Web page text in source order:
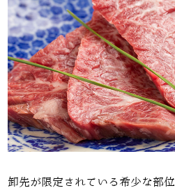
卸先が限定されている希少な部